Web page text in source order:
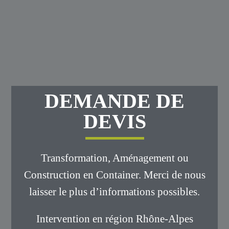
DEMANDE DE
DEVIS
Transformation, Aménagement ou
Construction en Container. Merci de nous
laisser le plus d’informations possibles.
Intervention en région Rhône-Alpes